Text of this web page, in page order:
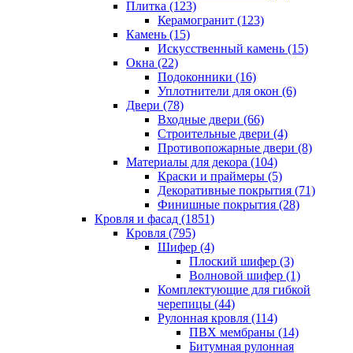
Плитка (123)
Керамогранит (123)
Камень (15)
Искусственный камень (15)
Окна (22)
Подоконники (16)
Уплотнители для окон (6)
Двери (78)
Входные двери (66)
Строительные двери (4)
Противопожарные двери (8)
Материалы для декора (104)
Краски и праймеры (5)
Декоративные покрытия (71)
Финишные покрытия (28)
Кровля и фасад (1851)
Кровля (795)
Шифер (4)
Плоский шифер (3)
Волновой шифер (1)
Комплектующие для гибкой
черепицы (44)
Рулонная кровля (114)
ПВХ мембраны (14)
Битумная рулонная